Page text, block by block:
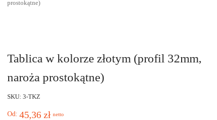
prostokątne)
Tablica w kolorze złotym (profil 32mm,
naroża prostokątne)
SKU: 3-TKZ
Od: 45,36 zł netto